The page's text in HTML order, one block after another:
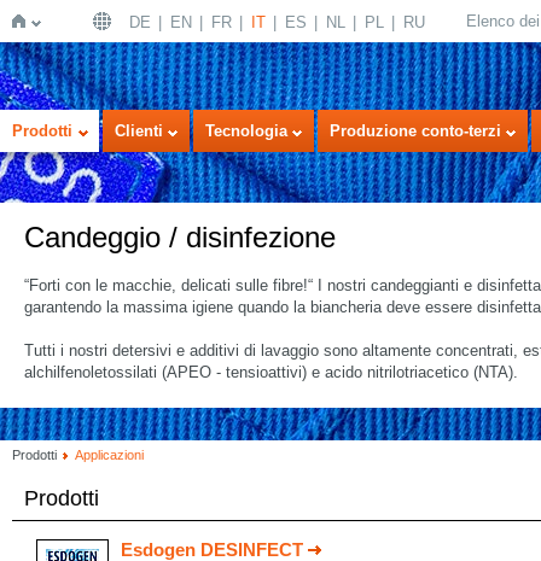
Home
DE EN FR IT ES NL PL RU Elenco
Prodotti Clienti Tecnologia Produzione conto-terzi
Candeggio / disinfezione
“Forti con le macchie, delicati sulle fibre!“ I nostri candeggianti e
garantendo la massima igiene quando la biancheria deve essere
Tutti i nostri detersivi e additivi di lavaggio sono altamente concentrati,
alchilfenoletossilati (APEO - tensioattivi) e acido nitrilotriacetico (NTA).
Prodotti Applicazioni
Prodotti
Esdogen DESINFECT